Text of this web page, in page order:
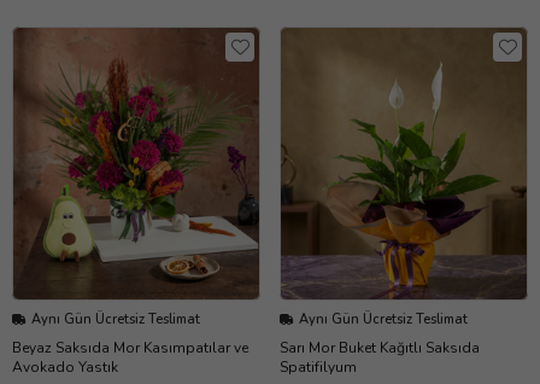
Aynı Gün Ücretsiz Teslimat
Beyaz Saksıda Mor Kasımpatılar ve
Avokado Yastık
Aynı Gün Ücretsiz Teslimat
Sarı Mor Buket Kağıtlı Saksıda
Spatifilyum